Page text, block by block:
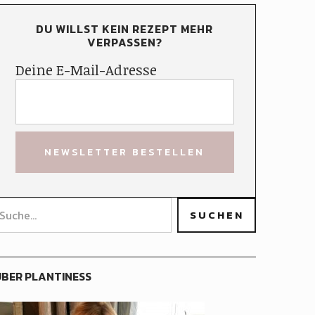
DU WILLST KEIN REZEPT MEHR
VERPASSEN?
Deine E-Mail-Adresse
PLANTINESS